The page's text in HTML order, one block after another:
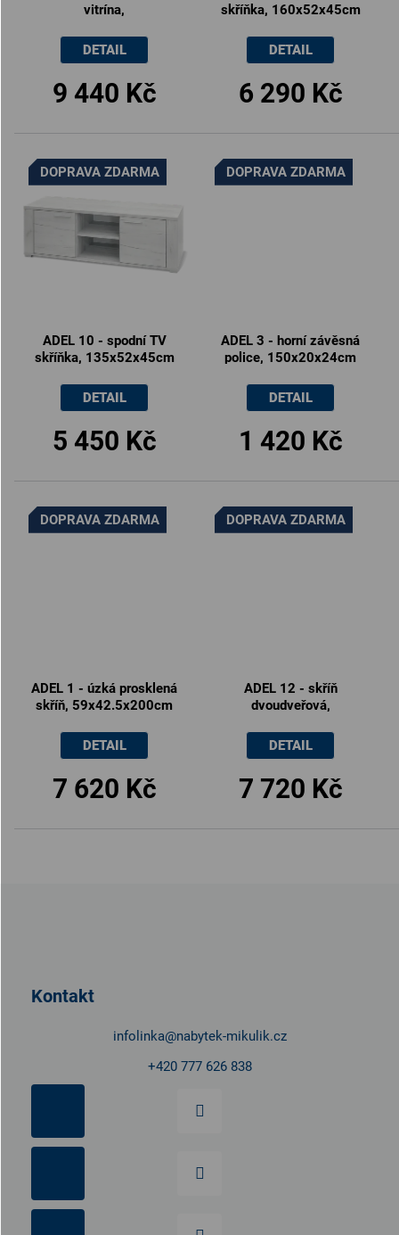
vitrína,
9 440 Kč
DETAIL
skříňka, 160x52x45cm
6 290 Kč
DETAIL
DOPRAVA ZDARMA
ADEL 10 - spodní TV
skříňka, 135x52x45cm
5 450 Kč
DETAIL
DOPRAVA ZDARMA
ADEL 3 - horní závěsná
police, 150x20x24cm
1 420 Kč
DETAIL
DOPRAVA ZDARMA
ADEL 1 - úzká prosklená
skříň, 59x42.5x200cm
7 620 Kč
DETAIL
DOPRAVA ZDARMA
ADEL 12 - skříň
dvoudveřová,
7 720 Kč
DETAIL
Kontakt
infolinka@nabytek-mikulik.cz
+420 777 626 838